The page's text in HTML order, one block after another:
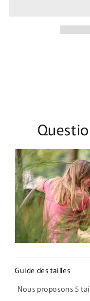
Guide des tailles
Nous proposons 5